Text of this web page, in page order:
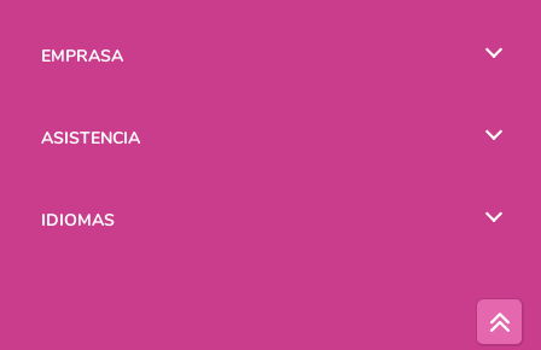
EMPRASA
ASISTENCIA
IDIOMAS